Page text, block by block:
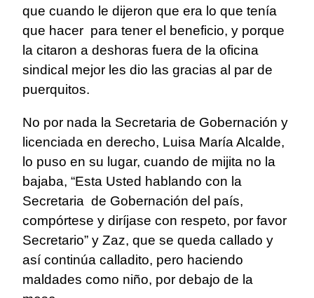
que cuando le dijeron que era lo que tenía
que hacer para tener el beneficio, y porque
la citaron a deshoras fuera de la oficina
sindical mejor les dio las gracias al par de
puerquitos.
No por nada la Secretaria de Gobernación y
licenciada en derecho, Luisa María Alcalde,
lo puso en su lugar, cuando de mijita no la
bajaba, “Esta Usted hablando con la
Secretaria de Gobernación del país,
compórtese y diríjase con respeto, por favor
Secretario” y Zaz, que se queda callado y
así continúa calladito, pero haciendo
maldades como niño, por debajo de la